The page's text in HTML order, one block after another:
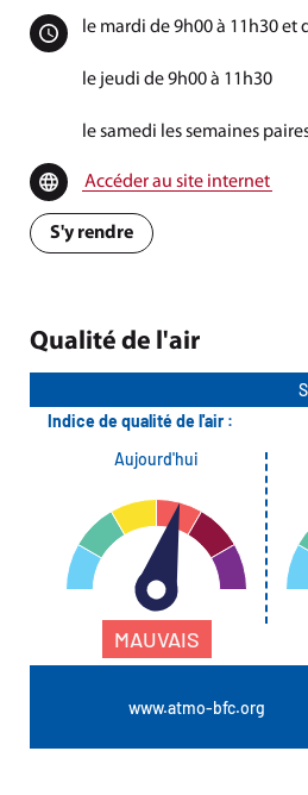
le mardi de 9h00 à 11h30 et
le jeudi de 9h00 à 11h30
le samedi les semaines
Accéder au site internet
S'y rendre
Qualité de l'air